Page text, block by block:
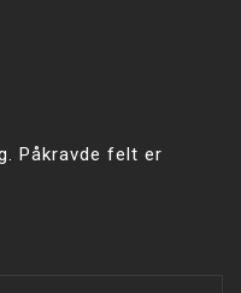
Påkravde felt er